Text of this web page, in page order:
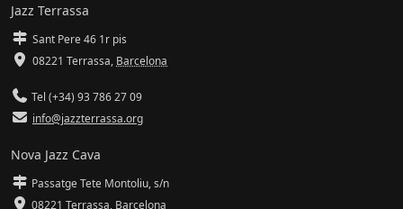
Jazz Terrassa
Sant Pere 46 1r pis
08221 Terrassa, Barcelona
Tel (+34) 93 786 27 09
info@jazzterrassa.org
Nova Jazz Cava
Passatge Tete Montoliu, s/n
08221 Terrassa, Barcelona